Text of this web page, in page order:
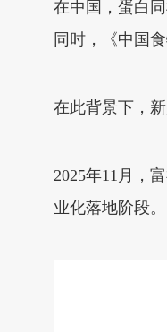
在中国，蛋白
同时，《中国
在此背景下，
2025年11月，
业化落地阶段。